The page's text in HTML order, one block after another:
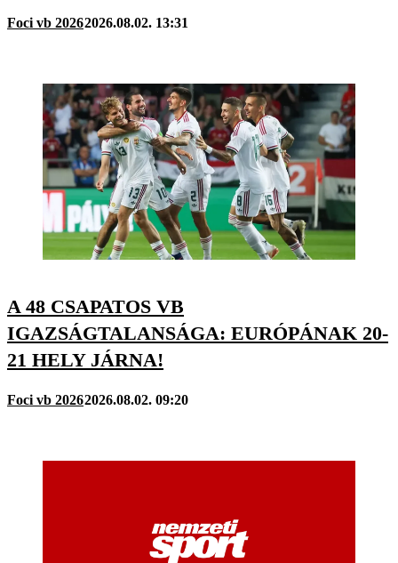
Foci vb 20262026.08.02. 13:31
A 48 CSAPATOS VB
IGAZSÁGTALANSÁGA: EURÓPÁNAK 20-
21 HELY JÁRNA!
Foci vb 20262026.08.02. 09:20